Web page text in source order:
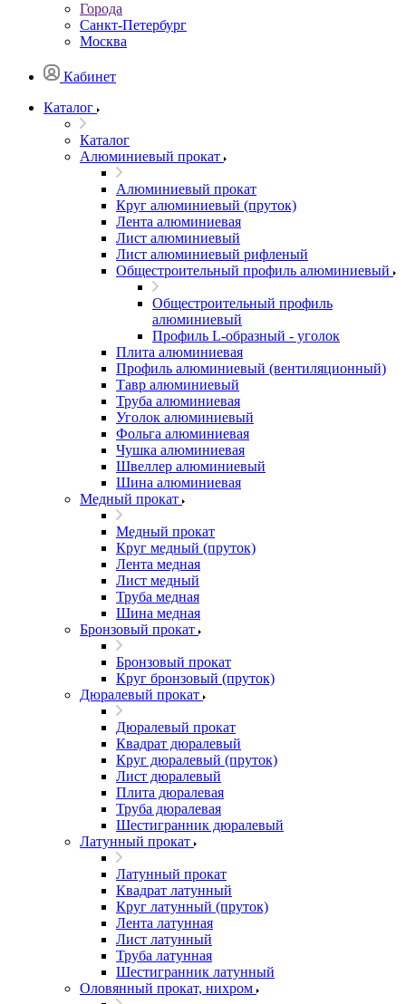
Города
Санкт-Петербург
Москва
Кабинет
Каталог
Каталог
Алюминиевый прокат
Алюминиевый прокат
Круг алюминиевый (пруток)
Лента алюминиевая
Лист алюминиевый
Лист алюминиевый рифленый
Общестроительный профиль алюминиевый
Общестроительный профиль
алюминиевый
Профиль L-образный - уголок
Плита алюминиевая
Профиль алюминиевый (вентиляционный)
Тавр алюминиевый
Труба алюминиевая
Уголок алюминиевый
Фольга алюминиевая
Чушка алюминиевая
Швеллер алюминиевый
Шина алюминиевая
Медный прокат
Медный прокат
Круг медный (пруток)
Лента медная
Лист медный
Труба медная
Шина медная
Бронзовый прокат
Бронзовый прокат
Круг бронзовый (пруток)
Дюралевый прокат
Дюралевый прокат
Квадрат дюралевый
Круг дюралевый (пруток)
Лист дюралевый
Плита дюралевая
Труба дюралевая
Шестигранник дюралевый
Латунный прокат
Латунный прокат
Квадрат латунный
Круг латунный (пруток)
Лента латунная
Лист латунный
Труба латунная
Шестигранник латунный
Оловянный прокат, нихром